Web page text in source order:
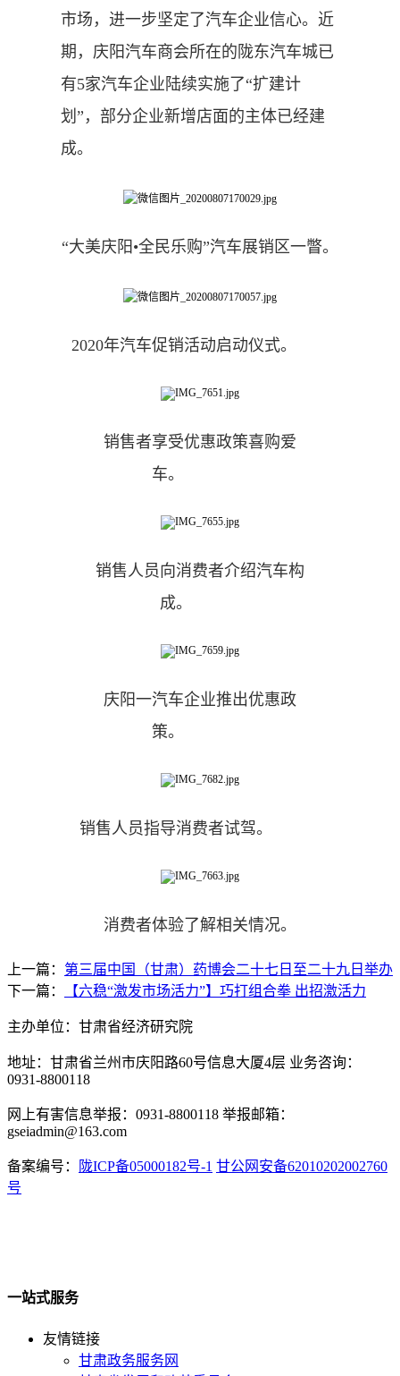
市场，进一步坚定了汽车企业信心。近
期，庆阳汽车商会所在的陇东汽车城已
有5家汽车企业陆续实施了“扩建计
划”，部分企业新增店面的主体已经建
成。
“大美庆阳•全民乐购”汽车展销区一瞥。
2020年汽车促销活动启动仪式。
销售者享受优惠政策喜购爱
车。
销售人员向消费者介绍汽车构
成。
庆阳一汽车企业推出优惠政
策。
销售人员指导消费者试驾。
消费者体验了解相关情况。
上一篇： 第三届中国（甘肃）药博会二十七日至二十九日举办
下一篇：
【六稳“激发市场活力”】巧打组合拳 出招激活力
主办单位：甘肃省经济研究院
地址：甘肃省兰州市庆阳路60号信息大厦4层 业务咨询：
0931-8800118
网上有害信息举报：0931-8800118 举报邮箱：
gseiadmin@163.com
备案编号： 陇ICP备05000182号-1 甘公网安备62010202002760
号
一站式服务
友情链接
甘肃政务服务网